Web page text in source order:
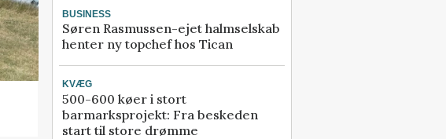
BUSINESS
Søren Rasmussen-ejet halmselskab
henter ny topchef hos Tican
KVÆG
500-600 køer i stort
barmarksprojekt: Fra beskeden
start til store drømme